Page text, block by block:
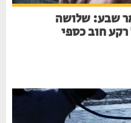
שבע: שלושה
חוב כספי